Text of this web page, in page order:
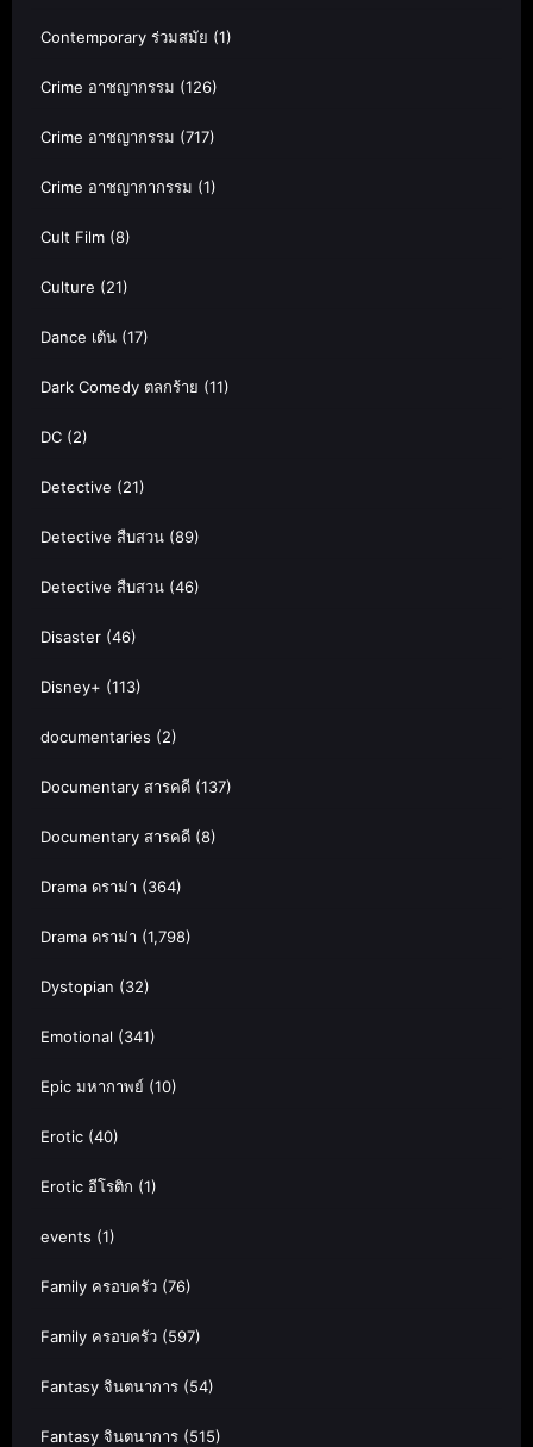
Contemporary ร่วมสมัย (1)
Crime อาชญากรรม (126)
Crime อาชญากรรม (717)
Crime อาชญากากรรม (1)
Cult Film (8)
Culture (21)
Dance เต้น (17)
Dark Comedy ตลกร้าย (11)
DC (2)
Detective (21)
Detective สืบสวน (89)
Detective สืบสวน (46)
Disaster (46)
Disney+ (113)
documentaries (2)
Documentary สารคดี (137)
Documentary สารคดี (8)
Drama ดราม่า (364)
Drama ดราม่า (1,798)
Dystopian (32)
Emotional (341)
Epic มหากาพย์ (10)
Erotic (40)
Erotic อีโรติก (1)
events (1)
Family ครอบครัว (76)
Family ครอบครัว (597)
Fantasy จินตนาการ (54)
Fantasy จินตนาการ (515)